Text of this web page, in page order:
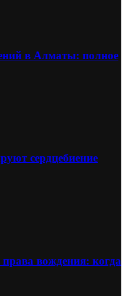
в Алматы: полное
сердцебиение
права вождения: когда